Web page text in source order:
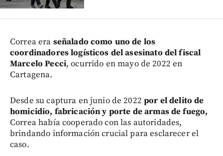
Correa era señalado como uno de los
coordinadores logísticos del asesinato del fiscal
Marcelo Pecci, ocurrido en mayo de 2022 en
Cartagena.
Desde su captura en junio de 2022 por el delito de
homicidio, fabricación y porte de armas de fuego,
Correa había cooperado con las autoridades,
brindando información crucial para esclarecer el
caso.